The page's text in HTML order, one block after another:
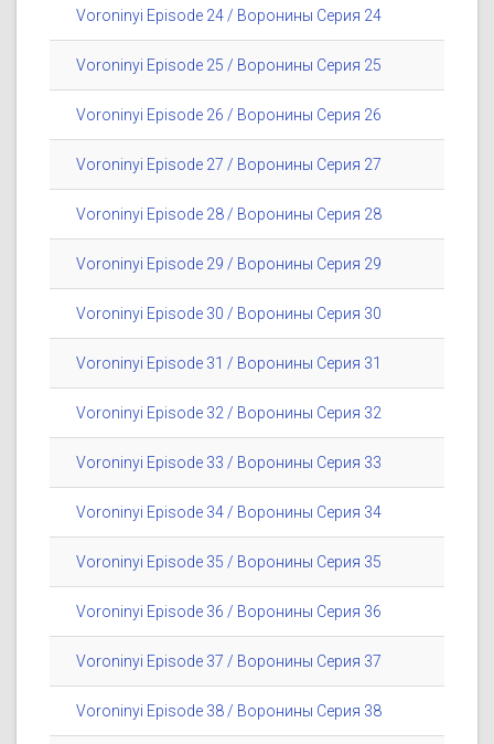
Voroninyi Episode 24 / Воронины Серия 24
Voroninyi Episode 25 / Воронины Серия 25
Voroninyi Episode 26 / Воронины Серия 26
Voroninyi Episode 27 / Воронины Серия 27
Voroninyi Episode 28 / Воронины Серия 28
Voroninyi Episode 29 / Воронины Серия 29
Voroninyi Episode 30 / Воронины Серия 30
Voroninyi Episode 31 / Воронины Серия 31
Voroninyi Episode 32 / Воронины Серия 32
Voroninyi Episode 33 / Воронины Серия 33
Voroninyi Episode 34 / Воронины Серия 34
Voroninyi Episode 35 / Воронины Серия 35
Voroninyi Episode 36 / Воронины Серия 36
Voroninyi Episode 37 / Воронины Серия 37
Voroninyi Episode 38 / Воронины Серия 38